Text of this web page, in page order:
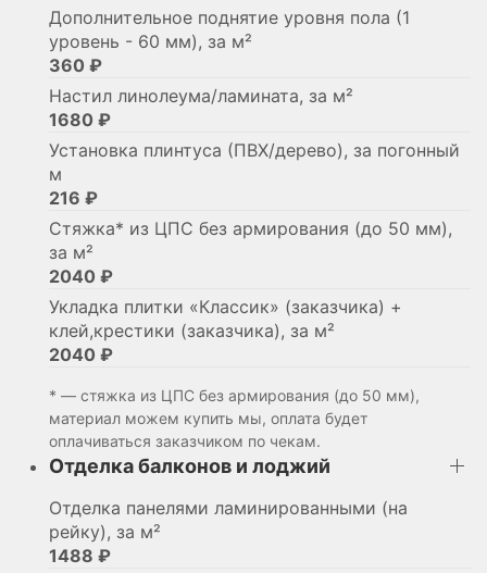
Дополнительное поднятие уровня пола (1
уровень - 60 мм), за м²
360 ₽
Настил линолеума/ламината, за м²
1680 ₽
Установка плинтуса (ПВХ/дерево), за погонный
м
216 ₽
Стяжка* из ЦПС без армирования (до 50 мм),
за м²
2040 ₽
Укладка плитки «Классик» (заказчика) +
клей,крестики (заказчика), за м²
2040 ₽
* — стяжка из ЦПС без армирования (до 50 мм),
материал можем купить мы, оплата будет
оплачиваться заказчиком по чекам.
Отделка балконов и лоджий
Отделка панелями ламинированными (на
рейку), за м²
1488 ₽